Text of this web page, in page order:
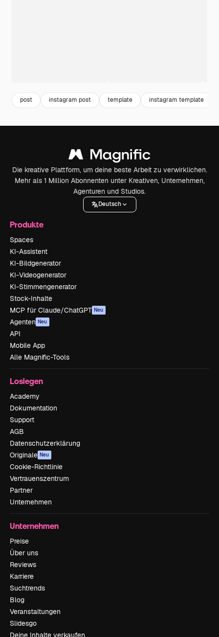
post instagram post template instagram template
Die kreative Plattform, um deine beste Arbeit zu verwirklichen.
Mehr als 1 Million Abonnenten unter Kreativen, Unternehmen,
Agenturen und Studios.
Deutsch
Produkte
Spaces
KI-Assistent
KI-Bildgenerator
KI-Videogenerator
KI-Stimmengenerator
Stock-Inhalte
MCP für Claude/ChatGPT Neu
Agenten Neu
API
Mobile App
Alle Magnific-Tools
Loslegen
Academy
Dokumentation
Support
AGB
Datenschutzerklärung
Originale Neu
Cookie-Richtlinie
Vertrauenszentrum
Partner
Unternehmen
Unternehmen
Preise
Über uns
Reviews
Karriere
Suchtrends
Blog
Veranstaltungen
Slidesgo
Deine Inhalte verkaufen